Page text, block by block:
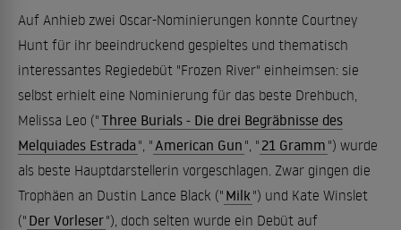
Auf Anhieb zwei Oscar-Nominierungen konnte Courtney
Hunt für ihr beeindruckend gespieltes und thematisch
interessantes Regiedebüt "Frozen River" einheimsen: sie
selbst erhielt eine Nominierung für das beste Drehbuch,
Melissa Leo ("Three Burials - Die drei Begräbnisse des
Melquiades Estrada ", "American Gun ", " 21 Gramm ") wurde
als beste Hauptdarstellerin vorgeschlagen. Zwar gingen die
Trophäen an Dustin Lance Black (" Milk ") und Kate Winslet
(" Der Vorleser"), doch selten wurde ein Debüt auf